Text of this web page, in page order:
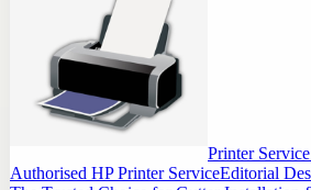
Printer
Authorised HP Printer ServiceEditorial